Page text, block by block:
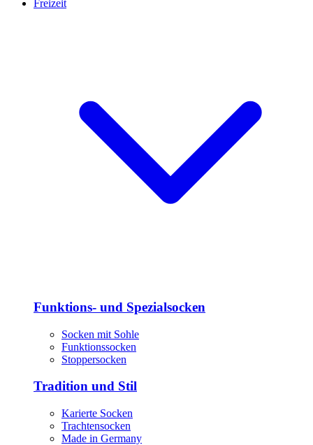
Freizeit
Funktions- und Spezialsocken
Socken mit Sohle
Funktionssocken
Stoppersocken
Tradition und Stil
Karierte Socken
Trachtensocken
Made in Germany